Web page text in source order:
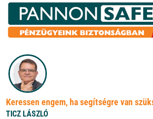
Keressen engem, ha segítségre van
TICZ LÁSZLÓ